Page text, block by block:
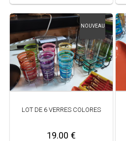
NOUVEAU
LOT DE 6 VERRES COLORES
19.00 €